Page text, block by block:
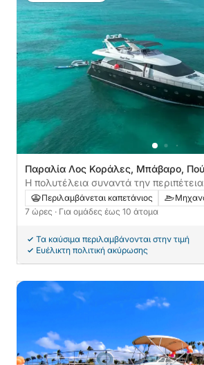
Παραλία Λος Κοράλες, Μπάβαρο,
Δομινικανή Δημοκρατία
Η πολυτέλεια συναντά την
γιοτ από το Μπάβαρο στην Ίσλα
Περιλαμβάνεται καπετάνιος
7 ώρες · Για ομάδες έως 10 άτομα
Τα καύσιμα περιλαμβάνονται στην τιμή
Ευέλικτη πολιτική ακύρωσης